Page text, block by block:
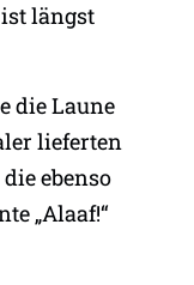
längst
die Laune
lieferten
ebenso
„Alaaf!“